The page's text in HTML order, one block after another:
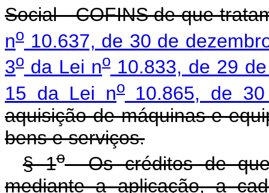
Social - COFINS de que
no 10.637, de 30 de
3o da Lei no10.833, de 29
15 da Lei no10.865, de
aquisição de máquinas e
bens e serviços.
§ 1oOs créditos de que
mediante a aplicação, a